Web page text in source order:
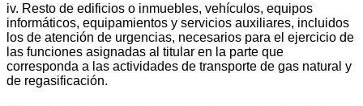
iv. Resto de edificios o inmuebles, vehículos, equipos
informáticos, equipamientos y servicios auxiliares, incluidos
los de atención de urgencias, necesarios para el ejercicio de
las funciones asignadas al titular en la parte que
corresponda a las actividades de transporte de gas natural y
de regasificación.